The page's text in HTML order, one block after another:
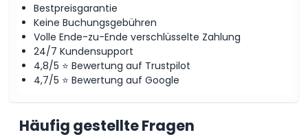
Bestpreisgarantie
Keine Buchungsgebühren
Volle Ende-zu-Ende verschlüsselte Zahlung
24/7 Kundensupport
4,8/5 ⭐ Bewertung auf Trustpilot
4,7/5 ⭐ Bewertung auf Google
Häufig gestellte Fragen